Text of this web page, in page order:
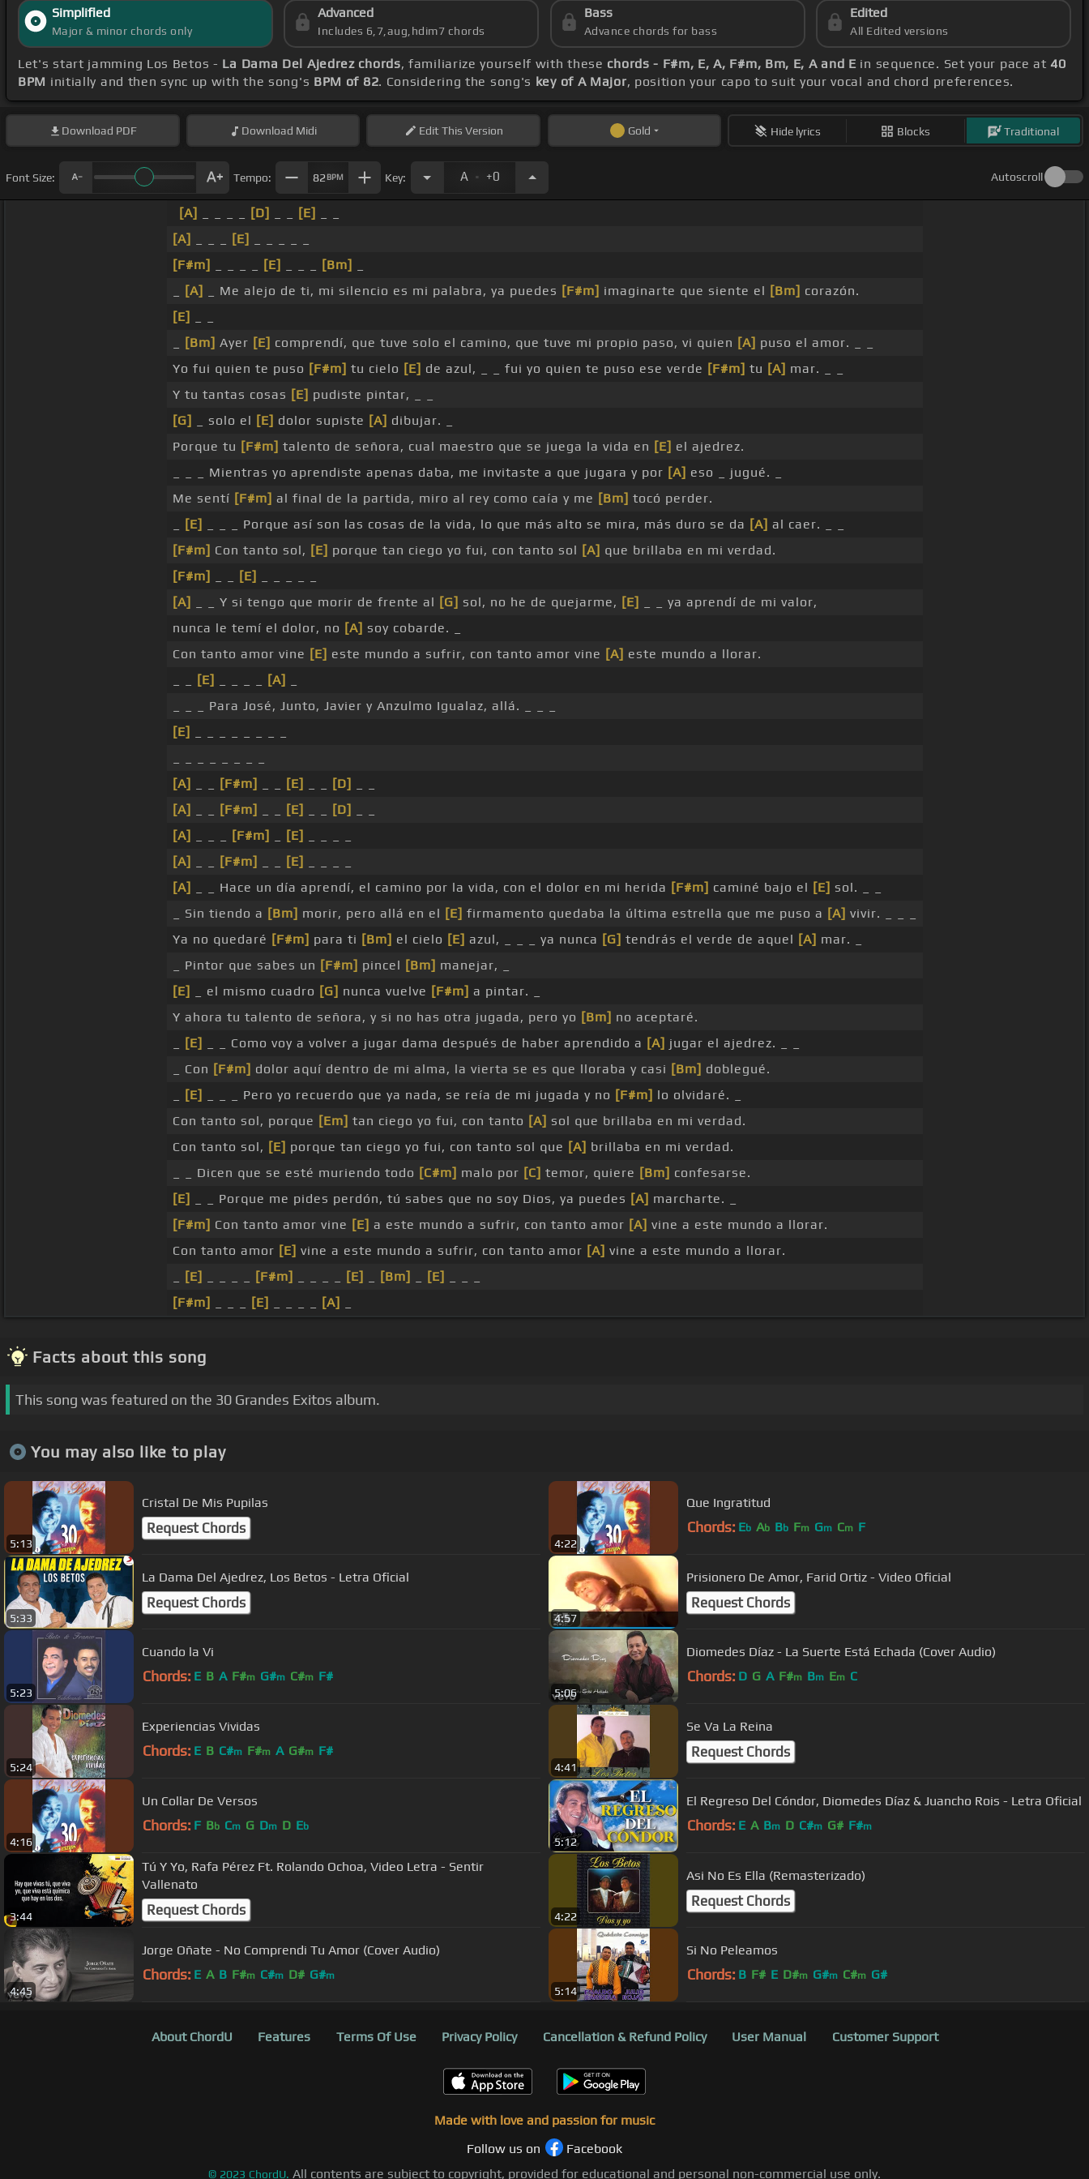
Simplified
Major & minor chords only
Advanced
Includes 6,7,aug,hdim7 chords
Bass
Advance chords for bass
Edited
All Edited versions
Let's start jamming Los Betos - La Dama Del Ajedrez chords, familiarize yourself with these chords - F#m, E, A, F#m, Bm, E, A and E in sequence. Set your pace at40
BPM initially and then sync up with the song's BPM of 82. Considering the song's key of A Major, position your capo to suit your vocal and chord preferences.
Download PDF Download Midi EditThis Version Gold Hide lyrics Blocks Traditional
Font Size: Tempo: 82 BPM Key: A . +0 Autoscroll
[A] [D] [E]
[A]
[E]
[F#m]
[E] [Bm]
[A] _ Me alejo de ti, mi silencio es mi palabra, ya puedes [F#m] imaginarte que siente el [Bm] corazón.
[E]
[Bm] Ayer [E] comprendí, que tuve solo el camino, que tuve mi propio paso, vi quien [A] puso el amor. _ _
Yo fui quien te puso [F#m] tu cielo [E] de azul, _ _ fui yo quien te puso ese verde [F#m] tu [A] mar. _ _
Y tu tantas cosas [E] pudiste pintar, _ _
[G]
_ solo el [E] dolor supiste [A] dibujar. _
Porque tu [F#m] talento de señora, cual maestro que se juega la vida en [E] el ajedrez.
_ _ _ Mientras yo aprendiste apenas daba, me invitaste a que jugara y por [A] eso _ jugué. _
Me sentí [F#m] al final de la partida, miro al rey como caía y me [Bm] tocó perder.
[E] _ _ _ Porque así son las cosas de la vida, lo que más alto se mira, más duro se da [A] al caer. _ _
[F#m] Con tanto sol, [E] porque tan ciego yo fui, con tanto sol [A] que brillaba en mi verdad.
[F#m]
[E]
[A]
_ _ Y si tengo que morir de frente al [G] sol, no he de quejarme, [E]
_ _ ya aprendí de mi valor,
nunca le temí el dolor, no [A] soy cobarde. _
Con tanto amor vine [E] este mundo a sufrir, con tanto amor vine [A] este mundo a llorar.
[E] [A]
_ _ _ Para José, Junto, Javier y Anzulmo Igualaz, allá. _ _ _
[E]
[A]
[F#m] [E] [D]
[A]
[F#m] [E] [D]
[A]
[F#m] [E]
[A]
[F#m] [E]
[A]
_ _ Hace un día aprendí, el camino por la vida, con el dolor en mi herida [F#m] caminé bajo el [E] sol. _ _
_ Sin tiendo a [Bm] morir, pero allá en el [E] firmamento quedaba la última estrella que me puso a [A] vivir. _ _ _
Ya no quedaré [F#m] para ti [Bm] el cielo [E] azul, _ _ _ ya nunca [G] tendrás el verde de aquel [A] mar. _
_ Pintor que sabes un [F#m] pincel [Bm] manejar, _
[E]
_ el mismo cuadro [G] nunca vuelve [F#m] a pintar. _
Y ahora tu talento de señora, y si no has otra jugada, pero yo [Bm] no aceptaré.
[E] _ _ Como voy a volver a jugar dama después de haber aprendido a [A] jugar el ajedrez. _ _
_ Con [F#m] dolor aquí dentro de mi alma, la vierta se es que lloraba y casi [Bm] doblegué.
[E] _ _ _ Pero yo recuerdo que ya nada, se reía de mi jugada y no [F#m] lo olvidaré. _
Con tanto sol, porque [Em] tan ciego yo fui, con tanto [A] sol que brillaba en mi verdad.
Con tanto sol, [E] porque tan ciego yo fui, con tanto sol que [A] brillaba en mi verdad.
_ _ Dicen que se esté muriendo todo [C#m] malo por [C] temor, quiere [Bm] confesarse.
[E]
_ _ Porque me pides perdón, tú sabes que no soy Dios, ya puedes [A] marcharte. _
[F#m] Con tanto amor vine [E] a este mundo a sufrir, con tanto amor [A] vine a este mundo a llorar.
Con tanto amor [E] vine a este mundo a sufrir, con tanto amor [A] vine a este mundo a llorar.
[E] [F#m] [E] [Bm] [E]
[F#m]
[E] [A]
Facts about this song
This song was featured on the 30 Grandes Exitos album.
You may also like to play
5:13
Cristal De Mis Pupilas
Request Chords
4:22
Que Ingratitud
Chords: Eb Ab Bb Fm Gm Cm F
5:33
La Dama Del Ajedrez, Los Betos - Letra Oficial
Request Chords
4:57
Prisionero De Amor, Farid Ortiz - Video Oficial
Request Chords
5:23
Cuando la Vi
Chords: E B A F#m G#m C#m F#
5:06
Diomedes Díaz - La Suerte Está Echada (Cover Audio)
Chords: D G A F#m Bm Em C
5:24
Experiencias Vividas
Chords: E B C#m F#m A G#m F#
4:41
Se Va La Reina
Request Chords
4:16
Un Collar De Versos
Chords: F Bb Cm G Dm D Eb
5:12
El Regreso Del Cóndor, Diomedes Díaz & Juancho Rois - Letra Oficial
Chords: E A Bm D C#m G# F#m
3:44
Tú Y Yo, Rafa Pérez Ft. Rolando Ochoa, Video Letra - Sentir
Vallenato
Request Chords 4:22
Asi No Es Ella (Remasterizado)
Request Chords
4:45
Jorge Oñate - No Comprendi Tu Amor (Cover Audio)
Chords: E A B F#m C#m D# G#m
5:14
Si No Peleamos
Chords: B F# E D#m G#m C#m G#
About ChordU Features Terms Of Use Privacy Policy Cancellation & Refund Policy User Manual Customer Support
Made with love and passion for music
Follow us on
Facebook
© 2023 ChordU. All contents are subject to copyright, provided for educational and personal non-commercial use only.